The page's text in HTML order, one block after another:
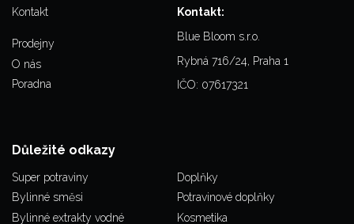
Kontakt
Prodejny
O nás
Poradna
Kontakt:
Blue Bloom s.r.o.
Rybná 716/24, Praha 1
IČO: 07617321
Důležité odkazy
Super potraviny
Bylinné směsi
Bylinné extrakty vodné
Doplňky
Potravinové doplňky
Kosmetika